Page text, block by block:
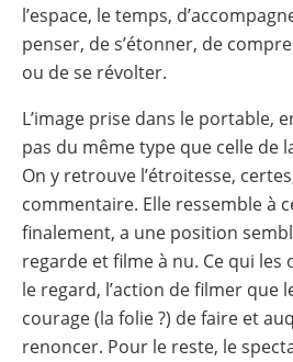
l’espace, le temps,
penser, de s’étonner, de
ou de se révolter.
L’image prise dans le portable,
pas du même type que celle de
On y retrouve l’étroitesse,
commentaire. Elle ressemble à
finalement, a une position
regarde et filme à nu. Ce qui les
le regard, l’action de filmer que
courage (la folie ?) de faire et
renoncer. Pour le reste, le